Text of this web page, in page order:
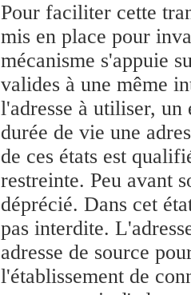
Pour faciliter cette
mis en place pour
mécanisme s'appuie
valides à une même
l'adresse à utiliser, un
durée de vie une
de ces états est
restreinte. Peu avant
déprécié. Dans cet
pas interdite.
adresse de source
l'établissement de